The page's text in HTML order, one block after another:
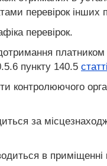
перевірок інших
перевірок.
платником
пункту 140.5
за
в приміщенні